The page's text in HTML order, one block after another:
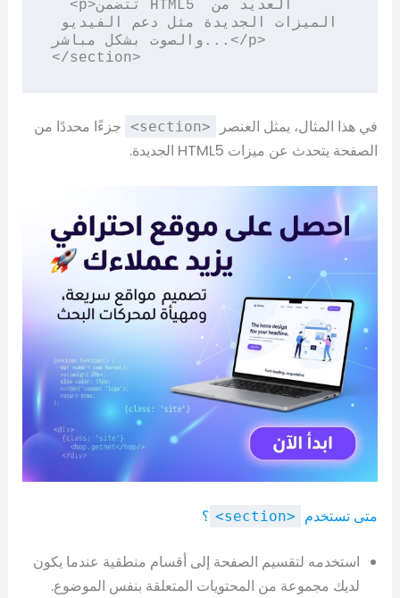
والصوت بشكل مباشر...</p>
</section>
في هذا المثال، يمثل العنصر <section>
جزءًا محددًا من
الصفحة يتحدث عن ميزات HTML5 الجديدة.
متى تستخدم <section> ؟
استخدمه لتقسيم الصفحة إلى أقسام منطقية عندما يكون
لديك مجموعة من المحتويات المتعلقة بنفس الموضوع.